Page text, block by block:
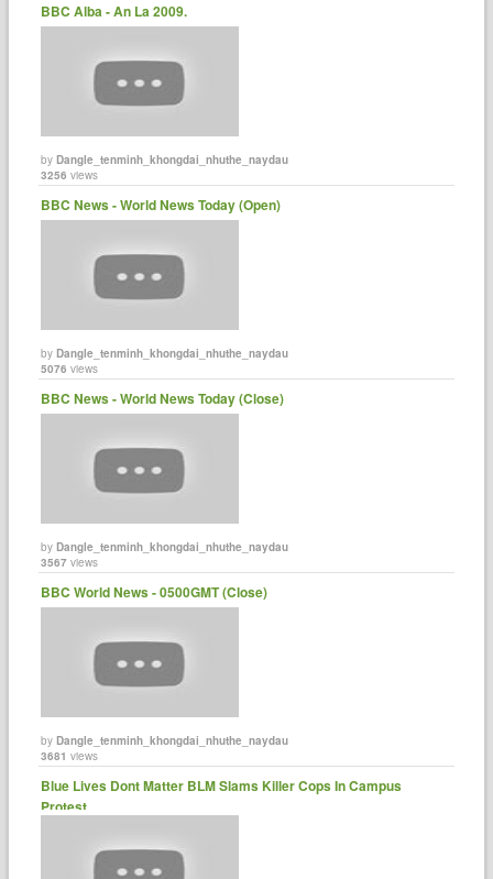
BBC Alba - An La 2009.
byDangle_tenminh_khongdai_nhuthe_naydau
3256 views
BBC News - World News Today (Open)
byDangle_tenminh_khongdai_nhuthe_naydau
5076 views
BBC News - World News Today (Close)
byDangle_tenminh_khongdai_nhuthe_naydau
3567 views
BBC World News - 0500GMT (Close)
byDangle_tenminh_khongdai_nhuthe_naydau
3681 views
Blue Lives Dont Matter BLM Slams Killer Cops In Campus
Protest......